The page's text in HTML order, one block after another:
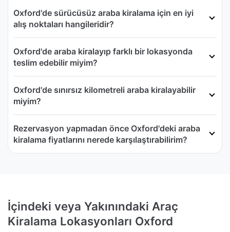
Oxford'de sürücüsüz araba kiralama için en iyi
alış noktaları hangileridir?
Oxford'de araba kiralayıp farklı bir lokasyonda
teslim edebilir miyim?
Oxford'de sınırsız kilometreli araba kiralayabilir
miyim?
Rezervasyon yapmadan önce Oxford'deki araba
kiralama fiyatlarını nerede karşılaştırabilirim?
İçindeki veya Yakınındaki Araç
Kiralama Lokasyonları Oxford